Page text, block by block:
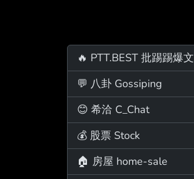
🔥 PTT.BEST 批踢踢爆文
💬 八卦 Gossiping
😊 希洽 C_Chat
💰 股票 Stock
🏠 房屋 home-sale